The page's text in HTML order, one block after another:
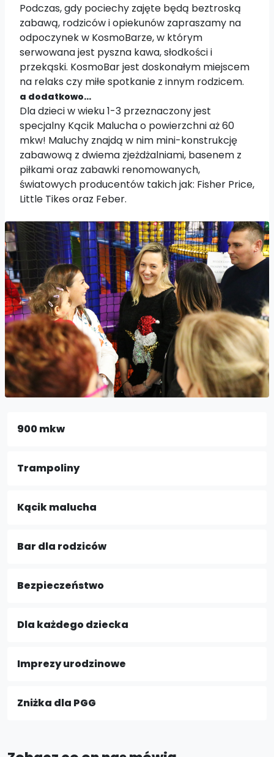
Podczas, gdy pociechy zajęte będą beztroską
zabawą, rodziców i opiekunów zapraszamy na
odpoczynek w KosmoBarze, w którym
serwowana jest pyszna kawa, słodkości i
przekąski. KosmoBar jest doskonałym miejscem
na relaks czy miłe spotkanie z innym rodzicem.
a dodatkowo...
Dla dzieci w wieku 1-3 przeznaczony jest
specjalny Kącik Malucha o powierzchni aż 60
mkw! Maluchy znajdą w nim mini-konstrukcję
zabawową z dwiema zjeżdżalniami, basenem z
piłkami oraz zabawki renomowanych,
światowych producentów takich jak: Fisher Price,
Little Tikes oraz Feber.
900 mkw
Trampoliny
Kącik malucha
Bar dla rodziców
Bezpieczeństwo
Dla każdego dziecka
Imprezy urodzinowe
Zniżka dla PGG